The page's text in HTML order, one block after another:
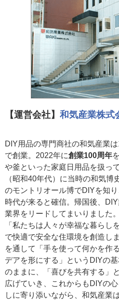
【運営会社】 和気産業株式
DIY用品の専門商社の和気産業
で創業。2022年に創業100周年
や釜といった家庭日用品を扱っ
（昭和40年代）に当時の和気博
のモントリオール博でDIYを知
時代が来ると確信。帰国後、
業界をリードしてまいりました。
「私たちは人々が幸福な暮らし
で快適で安全な住環境を創造し
を通して「手を使って何かを作
デアを形にする」というDIYの
のままに、「喜びを共有する」
広げていき、これからもDIYの
しに寄り添いながら、和気産業